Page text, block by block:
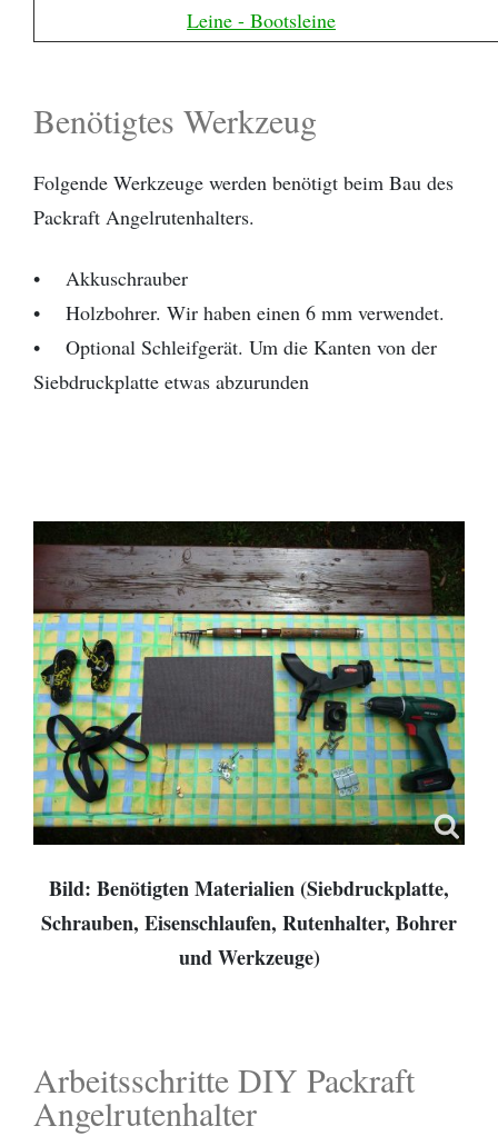
Leine - Bootsleine
Benötigtes Werkzeug
Folgende Werkzeuge werden benötigt beim Bau des
Packraft Angelrutenhalters.
• Akkuschrauber
• Holzbohrer. Wir haben einen 6 mm verwendet.
• Optional Schleifgerät. Um die Kanten von der
Siebdruckplatte etwas abzurunden
Bild: Benötigten Materialien (Siebdruckplatte,
Schrauben, Eisenschlaufen, Rutenhalter, Bohrer
und Werkzeuge)
Arbeitsschritte DIY Packraft
Angelrutenhalter